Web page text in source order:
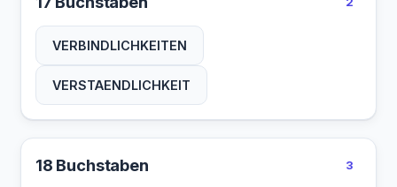
VERBINDLICHKEITEN
VERSTAENDLICHKEIT
18 Buchstaben 3